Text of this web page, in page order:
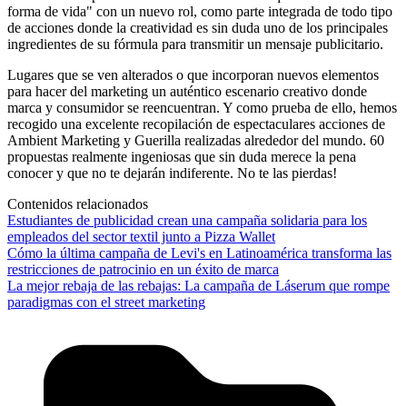
forma de vida" con un nuevo rol, como parte integrada de todo tipo
de acciones donde la creatividad es sin duda uno de los principales
ingredientes de su fórmula para transmitir un mensaje publicitario.
Lugares que se ven alterados o que incorporan nuevos elementos
para hacer del marketing un auténtico escenario creativo donde
marca y consumidor se reencuentran. Y como prueba de ello, hemos
recogido una excelente recopilación de espectaculares acciones de
Ambient Marketing y Guerilla realizadas alrededor del mundo. 60
propuestas realmente ingeniosas que sin duda merece la pena
conocer y que no te dejarán indiferente. No te las pierdas!
Contenidos relacionados
Estudiantes de publicidad crean una campaña solidaria para los
empleados del sector textil junto a Pizza Wallet
Cómo la última campaña de Levi's en Latinoamérica transforma las
restricciones de patrocinio en un éxito de marca
La mejor rebaja de las rebajas: La campaña de Láserum que rompe
paradigmas con el street marketing